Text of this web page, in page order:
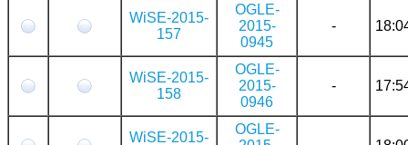
WiSE-2015-
157
OGLE-
2015-
0945
-
WiSE-2015-
158
OGLE-
2015-
0946
-
WiSE-2015-
OGLE-